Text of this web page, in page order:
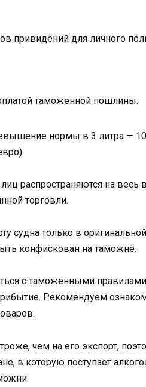
привидений для личного
таможенной пошлины.
нормы в 3 литра —
распространяются на весь
торговли.
судна только в
конфискован на таможне.
с таможенными
Рекомендуем
чем на его экспорт,
в которую поступает